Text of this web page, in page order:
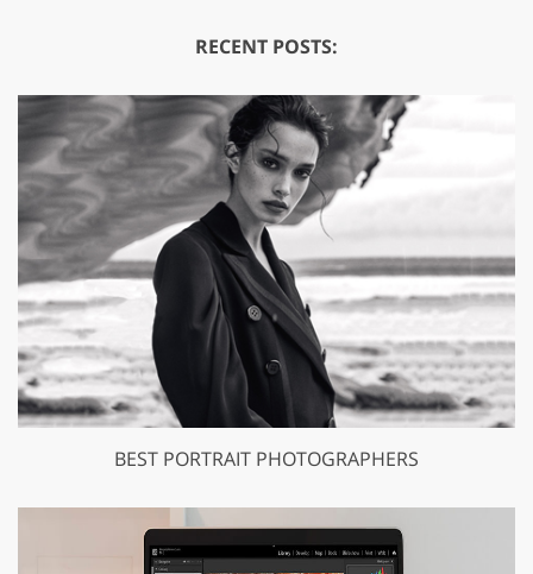
RECENT POSTS:
BEST PORTRAIT PHOTOGRAPHERS